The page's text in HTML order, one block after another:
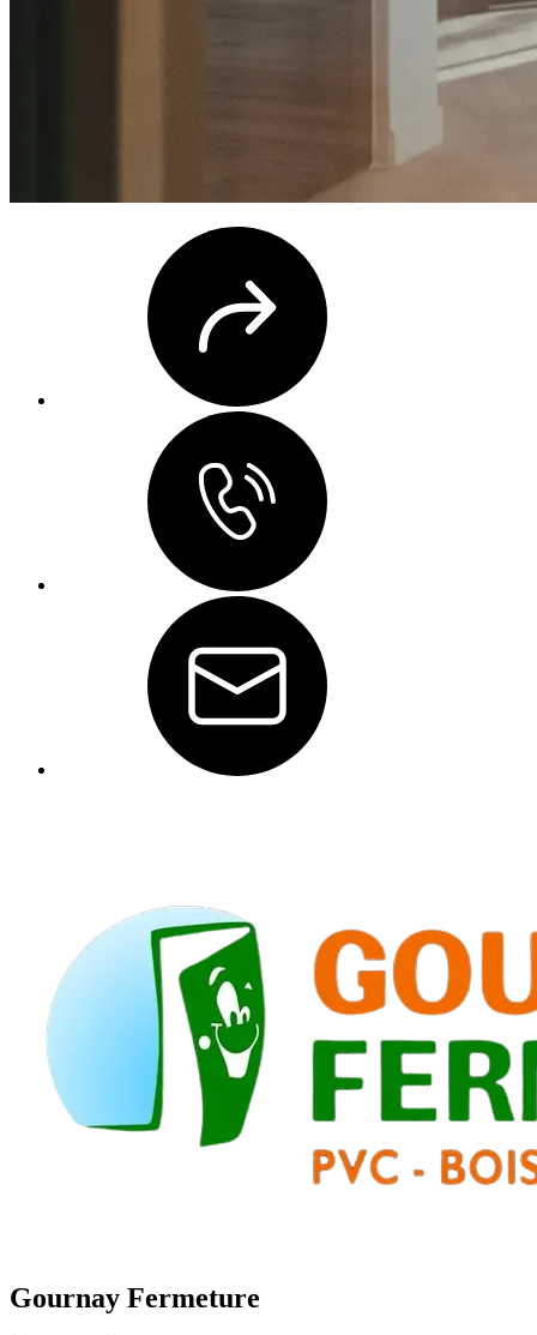
Gournay Fermeture